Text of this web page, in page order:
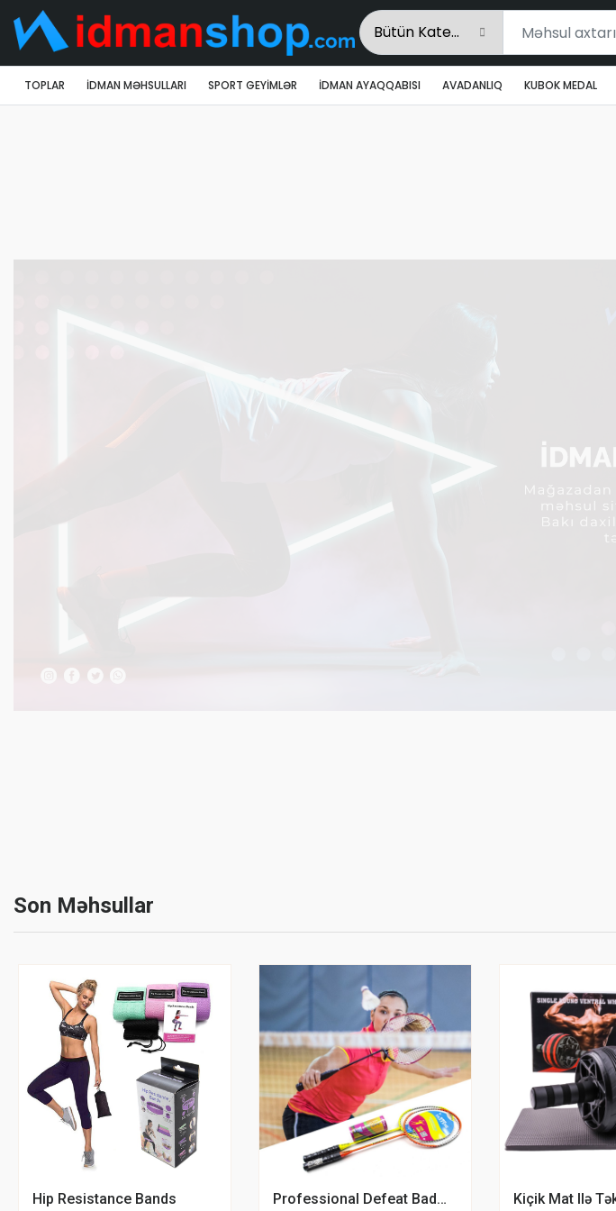
TOPLAR İDMAN MƏHSULLARI SPORT GEYIMLƏR İDMAN AYAQQABISI AVADANLIQ KUBOK MEDAL
Son Məhsullar
Hip Resistance Bands Professional Defeat Badminton Oyun Dəsti 2 Ədəd Badminton Raketkası 3 Ədəd Top Və Çanta